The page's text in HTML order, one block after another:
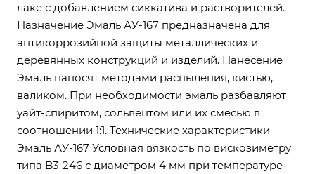
лаке с добавлением сиккатива и растворителей.
Назначение Эмаль АУ-167 предназначена для
антикоррозийной защиты металлических и
деревянных конструкций и изделий. Нанесение
Эмаль наносят методами распыления, кистью,
валиком. При необходимости эмаль разбавляют
уайт-спиритом, сольвентом или их смесью в
соотношении 1:1. Технические характеристики
Эмаль АУ-167 Условная вязкость по вискозиметру
типа B3-246 с диаметром 4 мм при температуре